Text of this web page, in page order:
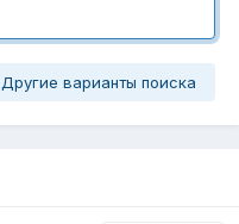
варианты поиска